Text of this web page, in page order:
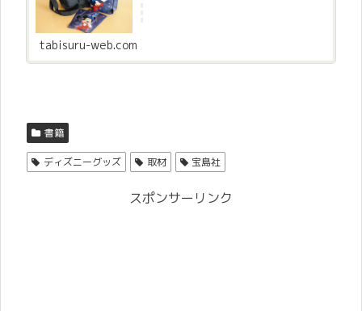
tabisuru-web.com
書籍
ディズニーグッズ 取材 宝島社
スポンサーリンク